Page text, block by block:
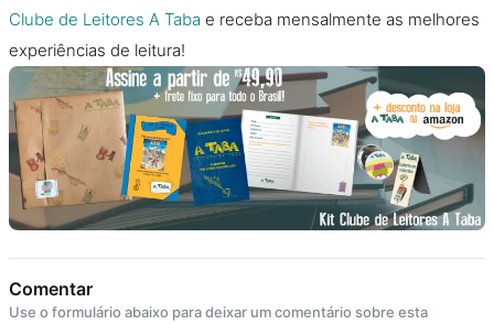
Clube de Leitores A Taba e receba mensalmente as melhores
experiências de leitura!
Comentar
Use o formulário abaixo para deixar um comentário sobre esta